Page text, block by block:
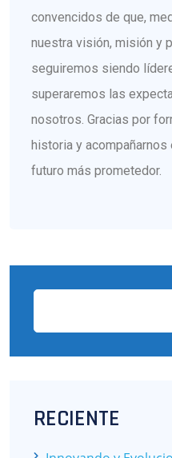
convencidos de que,
nuestra visión, misión y
seguiremos siendo
superaremos las
nosotros. Gracias por
historia y
futuro más prometedor.
RECIENTE